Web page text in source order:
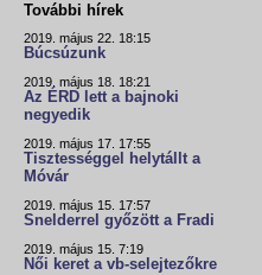
További hírek
2019. május 22. 18:15
Búcsúzunk
2019. május 18. 18:21
Az ÉRD lett a bajnoki
negyedik
2019. május 17. 17:55
Tisztességgel helytállt a
Móvár
2019. május 15. 17:57
Snelderrel győzött a Fradi
2019. május 15. 7:19
Női keret a vb-selejtezőkre